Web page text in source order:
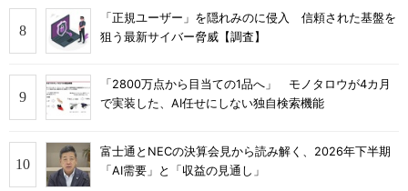
「正規ユーザー」を隠れみのに侵入 信頼された基盤を
狙う最新サイバー脅威【調査】
「2800万点から目当ての1品へ」 モノタロウが4カ月
で実装した、AI任せにしない独自検索機能
富士通とNECの決算会見から読み解く、2026年下半期
「AI需要」と「収益の見通し」